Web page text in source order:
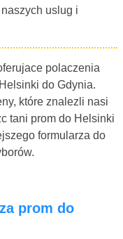
uslug i
polaczenia
do Gdynia.
które znalezli nasi
tani prom do Helsinki
formularza do